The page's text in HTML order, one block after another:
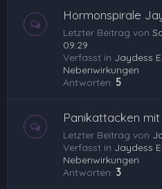
Hormonspirale
Letzter Beitrag von
09:29
Verfasst in Jaydess
Nebenwirkungen
Antworten: 5
Panikattacken
Letzter Beitrag von
Verfasst in Jaydess
Nebenwirkungen
Antworten: 3